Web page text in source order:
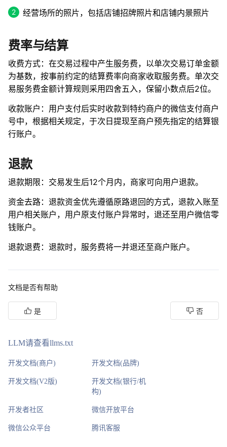
经营场所的照片，包括店铺招牌照片和店铺内景照片
费率与结算
收费方式：在交易过程中产生服务费，以单次交易订单金额
为基数，按事前约定的结算费率向商家收取服务费。单次交
易服务费金额计算规则采用四舍五入，保留小数点后2位。
收款账户：用户支付后实时收款到特约商户的微信支付商户
号中，根据相关规定，于次日提现至商户预先指定的结算银
行账户。
退款
退款期限：交易发生后12个月内，商家可向用户退款。
资金去路：退款资金优先遵循原路退回的方式，退款入账至
用户相关账户，用户原支付账户异常时，退还至用户微信零
钱账户。
退款退费：退款时，服务费将一并退还至商户账户。
文档是否有帮助
是 否
LLM请查看llms.txt
开发文档(商户) 开发文档(品牌)
开发文档(V2版)
开发文档(银行/机
构)
开发者社区 微信开放平台
微信公众平台 腾讯客服